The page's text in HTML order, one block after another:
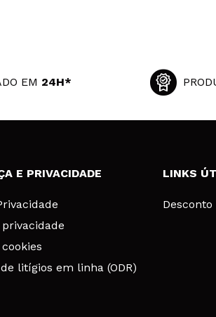
EM 24H*
E PRIVACIDADE
litígios em linha (ODR)
LINKS